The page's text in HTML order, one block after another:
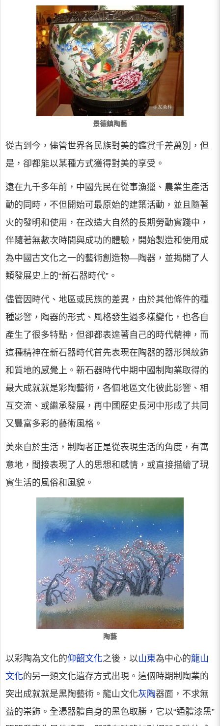
景德鎮陶藝
從古到今，儘管世界各民族對美的鑑賞千差萬別，但
是，卻都能以某種方式獲得對美的享受。
遠在九千多年前，中國先民在從事漁獵、農業生產活
動的同時，不但開始可最原始的建築活動，並且隨著
火的發明和使用，在改造大自然的長期勞動實踐中，
伴隨著無數次時間與成功的體驗，開始製造和使用成
為中國古文化之一的藝術創造物—陶器，並揭開了人
類發展史上的“新石器時代”。
儘管因時代、地區或民族的差異，由於其他條件的種
種影響，陶器的形式、風格發生過多樣變化，也各自
產生了很多特點，但卻都表達著自己的時代精神，而
這種精神在新石器時代首先表現在陶器的器形與紋飾
和質地的感覺上。新石器時代中期中國制陶業取得的
最大成就就是彩陶藝術，各個地區文化彼此影響、相
互交流、或繼承發展，再中國歷史長河中形成了共同
又豐富多彩的藝術風格。
美來自於生活，制陶者正是從表現生活的角度，有寓
意地，間接表現了人的思想和感情，或直接描繪了現
實生活的風俗和風貌。
陶藝
以彩陶為文化的仰韶文化之後，以山東為中心的龍山
文化的另一類文化遺存方式出現。這個時期制陶業的
突出成就就是黑陶藝術。龍山文化灰陶器面，不求無
益的崇飾。全憑器體自身的黑色取勝，它以“通體漆黑”